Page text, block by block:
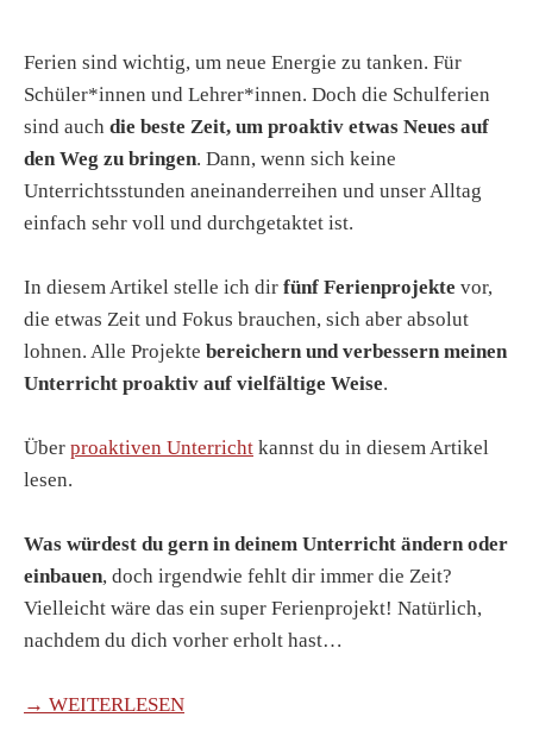
Ferien sind wichtig, um neue Energie zu tanken. Für
Schüler*innen und Lehrer*innen. Doch die Schulferien
sind auch die beste Zeit, um proaktiv etwas Neues auf
den Weg zu bringen. Dann, wenn sich keine
Unterrichtsstunden aneinanderreihen und unser Alltag
einfach sehr voll und durchgetaktet ist.
In diesem Artikel stelle ich dir fünf Ferienprojekte vor,
die etwas Zeit und Fokus brauchen, sich aber absolut
lohnen. Alle Projekte bereichern und verbessern meinen
Unterricht proaktiv auf vielfältige Weise.
Über proaktiven Unterricht kannst du in diesem Artikel
lesen.
Was würdest du gern in deinem Unterricht ändern oder
einbauen, doch irgendwie fehlt dir immer die Zeit?
Vielleicht wäre das ein super Ferienprojekt! Natürlich,
nachdem du dich vorher erholt hast…
→ WEITERLESEN